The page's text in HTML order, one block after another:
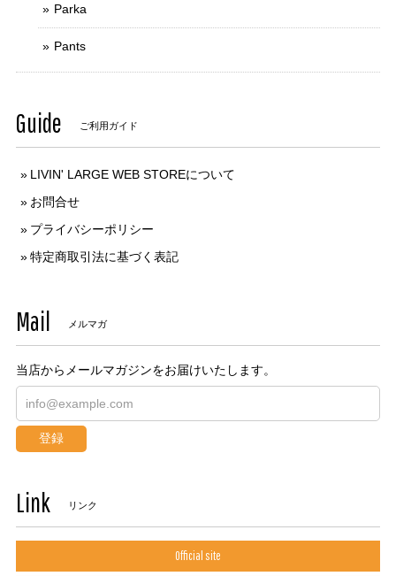
Parka
Pants
Guide ご利用ガイド
LIVIN' LARGE WEB STOREについて
お問合せ
プライバシーポリシー
特定商取引法に基づく表記
Mail メルマガ
当店からメールマガジンをお届けいたします。
登録
Link リンク
Official site